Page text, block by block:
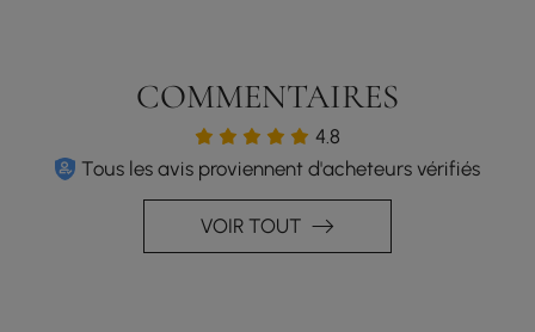
COMMENTAIRES
4.8
Tous les avis proviennent d'acheteurs vérifiés
VOIR TOUT